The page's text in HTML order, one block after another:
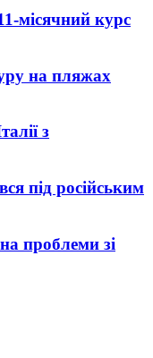
місячний курс
на пляжах
з
під російським
проблеми зі